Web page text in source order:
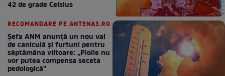
42 de grade Celsius
RECOMANDARE PE ANTENA3.RO
Șefa ANM anunță un nou val
de caniculă și furtuni pentru
săptămâna viitoare: „Ploile nu
vor putea compensa seceta
pedologică”